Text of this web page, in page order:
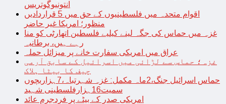
انتونیوگوتریس
اقوام متحدہ میں فلسطینیوں کے حق میں 5 قراردادیں
منظور؛ امریکا غیر حاضر
غزہ میں حماس کی جگہ لینے کیلیے فلسطین اتھارٹی کو منا
رہے ہیں، برطانیہ
عراق میں امریکی سفارت خانے پر میزائل حملہ
غزہ؛ حماس سے لڑائی میں اسرائیل کے سابق آرمی
چیف کا بیٹا ہلاک
حماس اسرائیل جنگ،2ماہ مکمل: غزہ شہرتباہ،7ہزاربچوں
سمیت16ہزارفلسطینی شہید
امریکی صدر کے بیٹے پر فردجرم عائد